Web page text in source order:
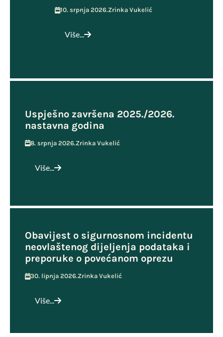
10. srpnja 2026.Zrinka Vukelić
Više...
Uspješno završena 2025./2026.
nastavna godina
8. srpnja 2026.Zrinka Vukelić
Više...
Obavijest o sigurnosnom incidentu
neovlaštenog dijeljenja podataka i
preporuke o povećanom oprezu
30. lipnja 2026.Zrinka Vukelić
Više...